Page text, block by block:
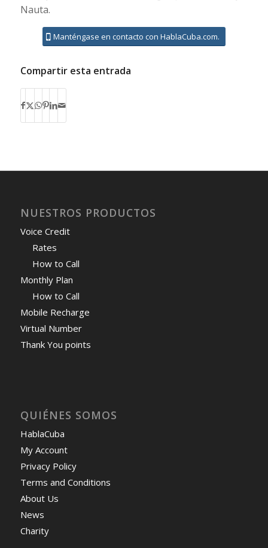
Nauta.
Manténgase en contacto con HablaCuba.com.
Compartir esta entrada
NUESTROS PRODUCTOS
Voice Credit
Rates
How to Call
Monthly Plan
How to Call
Mobile Recharge
Virtual Number
Thank You points
QUIÉNES SOMOS
HablaCuba
My Account
Privacy Policy
Terms and Conditions
About Us
News
Charity